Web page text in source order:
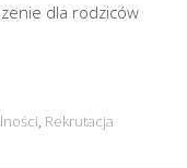
dla rodziców
, Rekrutacja